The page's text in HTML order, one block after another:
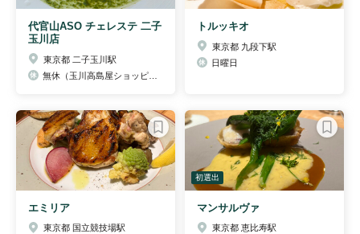
代官山ASO チェレステ 二子
玉川店
東京都 二子玉川駅
トルッキオ
東京都 九段下駅
日曜日
エミリア
東京都 国立競技場駅
初選出
マンサルヴァ
東京都 恵比寿駅